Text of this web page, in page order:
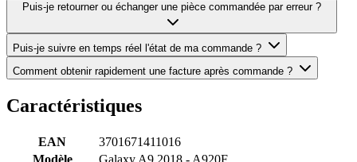
Puis-je retourner ou échanger une pièce commandée par erreur ?
Puis-je suivre en temps réel l'état de ma commande ?
Comment obtenir rapidement une facture après commande ?
Caractéristiques
EAN
3701671411016
Modèle
Galaxy A9 2018 - A920F